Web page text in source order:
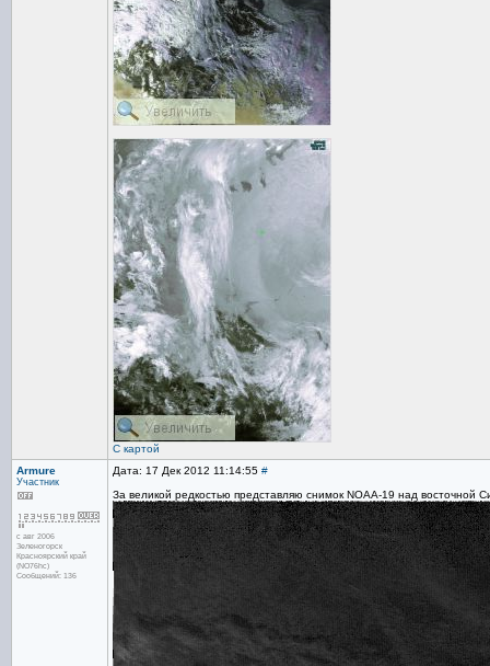
С картой
Armure
Участник
с авг 2006
Зеленогорск
Красноярский край
(NO76hc)
Сообщений: 136
Дата: 17 Дек 2012 11:14:55 #
За великой редкостью представляю снимок NOAA-19 над восточной